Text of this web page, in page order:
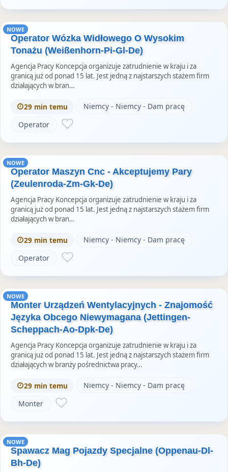
NOWE
Operator Wózka Widłowego O Wysokim
Tonażu (Weißenhorn-Pi-Gl-De)
Agencja Pracy Koncepcja organizuje zatrudnienie w kraju i za
granicą już od ponad 15 lat. Jest jedną z najstarszych stażem firm
działających w bran…
29 min temu
Niemcy - Niemcy - Dam pracę
Operator
NOWE
Operator Maszyn Cnc - Akceptujemy Pary
(Zeulenroda-Zm-Gk-De)
Agencja Pracy Koncepcja organizuje zatrudnienie w kraju i za
granicą już od ponad 15 lat. Jest jedną z najstarszych stażem firm
działających w bran…
29 min temu
Niemcy - Niemcy - Dam pracę
Operator
NOWE
Monter Urządzeń Wentylacyjnych - Znajomość
Języka Obcego Niewymagana (Jettingen-
Scheppach-Ao-Dpk-De)
Agencja Pracy Koncepcja organizuje zatrudnienie w kraju i za
granicą już od ponad 15 lat. Jest jedną z najstarszych stażem firm
działających w branży pośrednictwa pracy…
29 min temu
Niemcy - Niemcy - Dam pracę
Monter
NOWE
Spawacz Mag Pojazdy Specjalne (Oppenau-Dl-
Bh-De)